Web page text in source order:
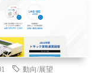
動向/展望